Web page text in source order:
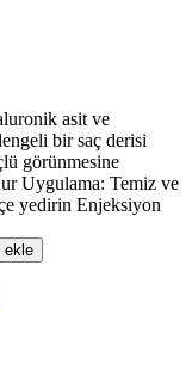
asit ve
bir saç derisi
görünmesine
Uygulama: Temiz ve
yedirin Enjeksiyon
ekle